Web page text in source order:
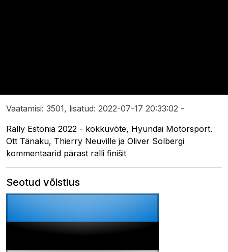
Vaatamisi: 3501, lisatud: 2022-07-17 20:33:02 -
Rally Estonia 2022 - kokkuvõte, Hyundai Motorsport.
Ott Tänaku, Thierry Neuville ja Oliver Solbergi
kommentaarid pärast ralli finišit
Seotud võistlus